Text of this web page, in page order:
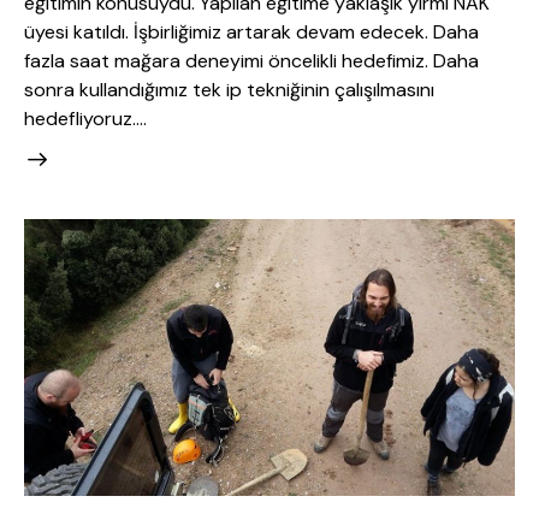
üyesi katıldı. İşbirliğimiz artarak devam edecek. Daha
fazla saat mağara deneyimi öncelikli hedefimiz. Daha
sonra kullandığımız tek ip tekniğinin çalışılmasını
hedefliyoruz.…